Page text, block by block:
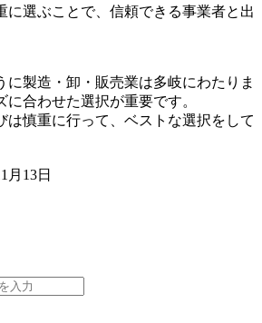
に選ぶことで、信頼できる事業者と出
に製造・卸・販売業は多岐にわたりま
合わせた選択が重要です。
は慎重に行って、ベストな選択をして
月13日